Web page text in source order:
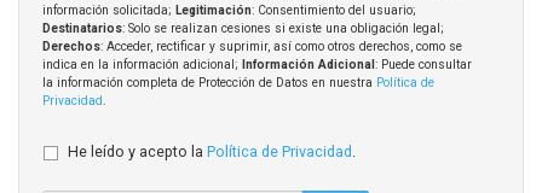
información solicitada; Legitimación: Consentimiento del usuario;
Destinatarios: Solo se realizan cesiones si existe una obligación legal;
Derechos: Acceder, rectificar y suprimir, así como otros derechos, como se
indica en la información adicional;
Información Adicional : Puede consultar
la información completa de Protección de Datos en nuestra Política de
Privacidad
He leído y acepto la Política de Privacidad